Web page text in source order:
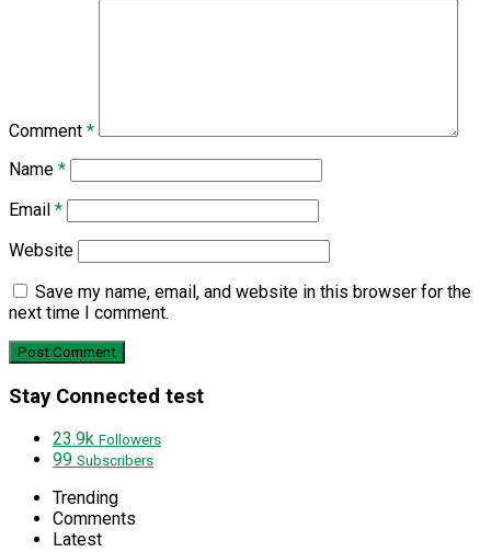
Comment *
Name *
Email *
Website
Save my name, email, and website in this browser for the
next time I comment.
Stay Connected test
23.9k Followers
99 Subscribers
Trending
Comments
Latest